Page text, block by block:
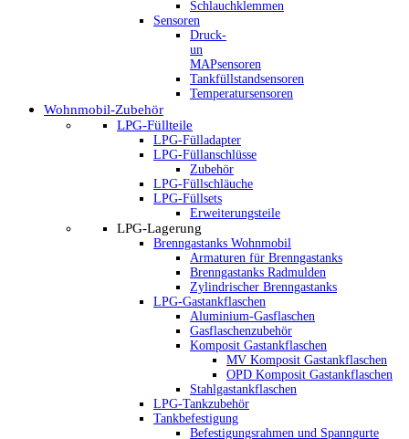
Schlauchklemmen
Sensoren
Druck-
un
MAPsensoren
Tankfüllstandsensoren
Temperatursensoren
Wohnmobil-Zubehör
LPG-Füllteile
LPG-Fülladapter
LPG-Füllanschlüsse
Zubehör
LPG-Füllschläuche
LPG-Füllsets
Erweiterungsteile
LPG-Lagerung
Brenngastanks Wohnmobil
Armaturen für Brenngastanks
Brenngastanks Radmulden
Zylindrischer Brenngastanks
LPG-Gastankflaschen
Aluminium-Gasflaschen
Gasflaschenzubehör
Komposit Gastankflaschen
MV Komposit Gastankflaschen
OPD Komposit Gastankflaschen
Stahlgastankflaschen
LPG-Tankzubehör
Tankbefestigung
Befestigungsrahmen und Spanngurte